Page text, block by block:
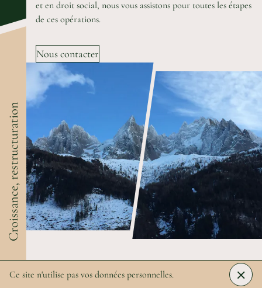
Ce site n'utilise pas vos données personnelles. ×
Croissance, restructuration
et en droit social, nous vous assistons pour toutes les étapes
de ces opérations.
Nous contacter